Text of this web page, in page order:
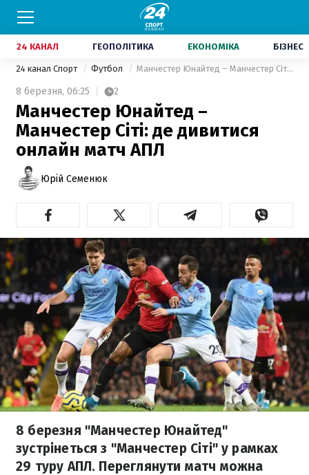
24 КАНАЛ ГЕОПОЛІТИКА ЕКОНОМІКА БІЗНЕС
24 канал Спорт Футбол Манчестер Юнайтед – Манчестер Сіті: де дивитися онлайн матч АПЛ
8 березня, 06:25 2
Манчестер Юнайтед –
Манчестер Сіті: де дивитися
онлайн матч АПЛ
Юрій Семенюк
8 березня "Манчестер Юнайтед"
зустрінеться з "Манчестер Сіті" у рамках
29 туру АПЛ. Переглянути матч можна